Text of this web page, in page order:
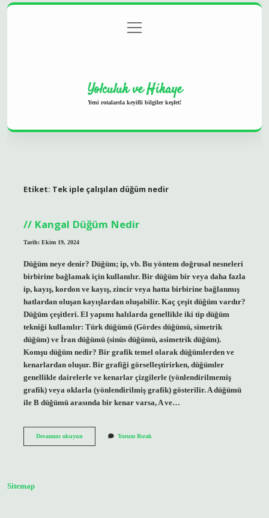
Gizlilik Politikası
menüyü
aç
Yolculuk ve Hikaye
Yeni rotalarda keyifli bilgiler keşfet!
Etiket: Tek iple çalışılan düğüm nedir
Kangal Düğüm Nedir
Tarih: Ekim 19, 2024
Düğüm neye denir? Düğüm; ip, vb. Bu yöntem doğrusal nesneleri
birbirine bağlamak için kullanılır. Bir düğüm bir veya daha fazla
ip, kayış, kordon ve kayış, zincir veya hatta birbirine bağlanmış
hatlardan oluşan kayışlardan oluşabilir. Kaç çeşit düğüm vardır?
Düğüm çeşitleri. El yapımı halılarda genellikle iki tip düğüm
tekniği kullanılır: Türk düğümü (Gördes düğümü, simetrik
düğüm) ve İran düğümü (sinüs düğümü, asimetrik düğüm).
Komşu düğüm nedir? Bir grafik temel olarak düğümlerden ve
kenarlardan oluşur. Bir grafiği görselleştirirken, düğümler
genellikle dairelerle ve kenarlar çizgilerle (yönlendirilmemiş
grafik) veya oklarla (yönlendirilmiş grafik) gösterilir. A düğümü
ile B düğümü arasında bir kenar varsa, A ve…
Devamını okuyunKangal
Yorum Bırak
Sitemap